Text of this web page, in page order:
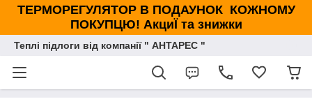
ТЕРМОРЕГУЛЯТОР В ПОДАУНОК КОЖНОМУ
ПОКУПЦЮ! АкциЇ та знижки
Теплі підлоги від компанії " АНТАРЕС "